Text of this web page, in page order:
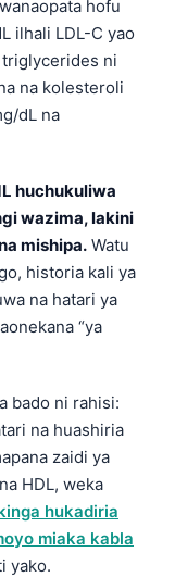
hofu
ilhali LDL-C yao
triglycerides ni
na kolesteroli
dL na
huchukuliwa
wazima, lakini
mishipa. Watu
historia kali ya
na hatari ya
“ya
bado ni rahisi:
na huashiria
zaidi ya
HDL, weka
hukadiria
miaka kabla
yako.